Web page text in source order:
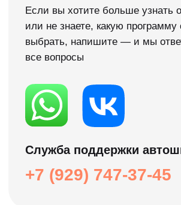
Мы сделали официальное приложение для
изучения теории. Ты сможешь попробовать
нашу методику обучения в удобном для
себя формате и без затрат!
Нужна помощь →